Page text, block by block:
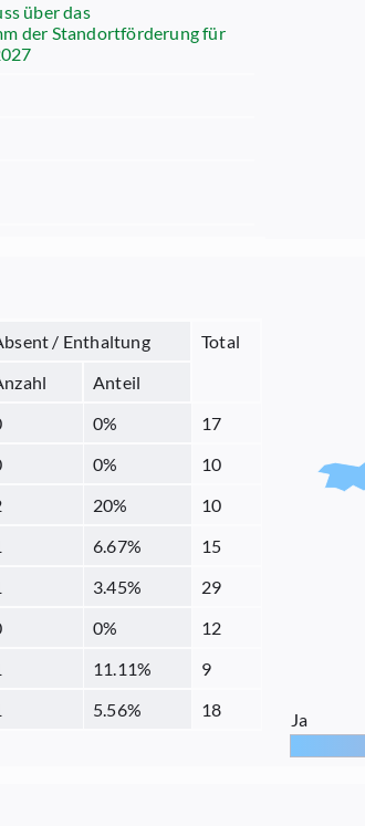
über das
der Standortförderung für
/ Enthaltung
Total
Anteil
0%
17
0%
10
20%
10
6.67%
15
3.45%
29
0%
12
11.11%
9
5.56% 18 Ja